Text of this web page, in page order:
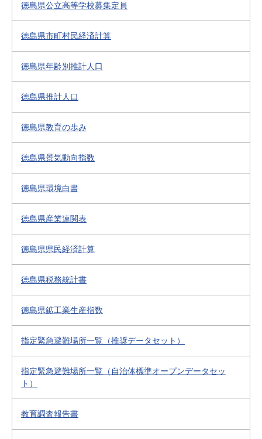
徳島県公立高等学校募集定員
徳島県市町村民経済計算
徳島県年齢別推計人口
徳島県推計人口
徳島県教育の歩み
徳島県景気動向指数
徳島県環境白書
徳島県産業連関表
徳島県県民経済計算
徳島県税務統計書
徳島県鉱工業生産指数
指定緊急避難場所一覧（推奨データセット）
指定緊急避難場所一覧（自治体標準オープンデータセッ
ト）
教育調査報告書